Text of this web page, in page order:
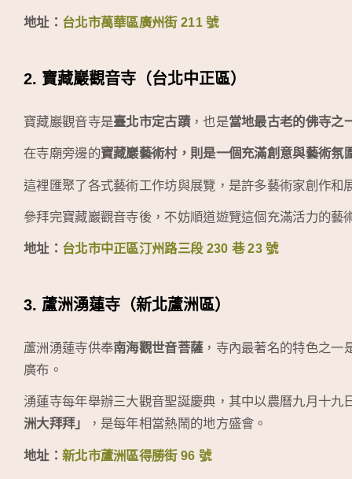
地址： 台北市萬華區廣州街 211 號
2. 寶藏巖觀音寺（台北中正區）
寶藏巖觀音寺是臺北市定古蹟，也是當地最古老的佛寺之
在寺廟旁邊的寶藏巖藝術村，則是一個充滿創意與藝術氛
這裡匯聚了各式藝術工作坊與展覽，是許多藝術家創作和
參拜完寶藏巖觀音寺後，不妨順道遊覽這個充滿活力的藝
地址： 台北市中正區汀州路三段 230 巷 23 號
3. 蘆洲湧蓮寺（新北蘆洲區）
蘆洲湧蓮寺供奉南海觀世音菩薩，寺內最著名的特色之一
廣布。
湧蓮寺每年舉辦三大觀音聖誕慶典，其中以農曆九月十
洲大拜拜」
，是每年相當熱鬧的地方盛會。
地址： 新北市蘆洲區得勝街 96 號